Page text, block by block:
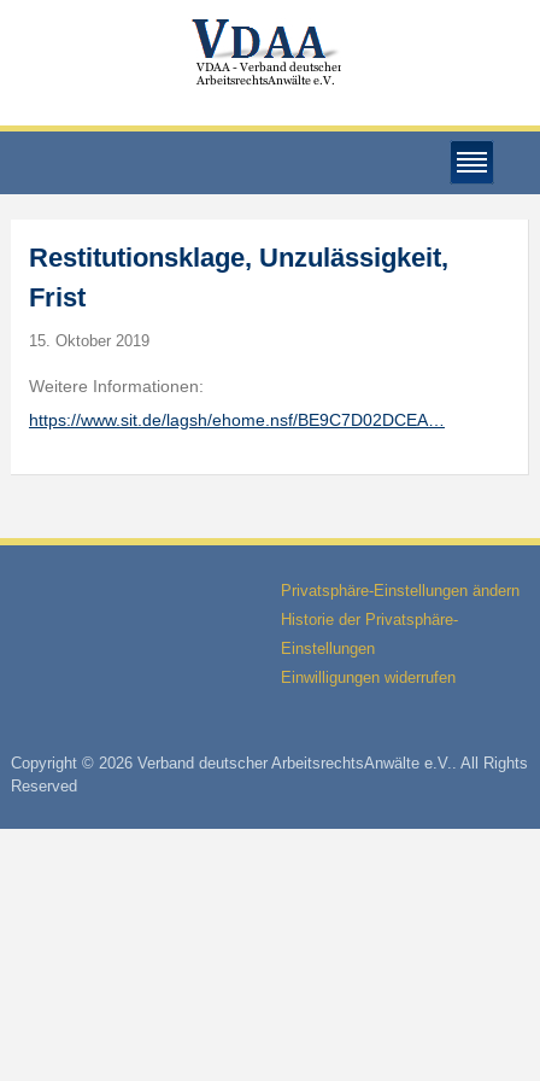
Restitutionsklage, Unzulässigkeit,
Frist
15. Oktober 2019
Weitere Informationen:
https://www.sit.de/lagsh/ehome.nsf/BE9C7D02DCEA…
Privatsphäre-Einstellungen ändern
Historie der Privatsphäre-
Einstellungen
Einwilligungen widerrufen
Copyright © 2026 Verband deutscher ArbeitsrechtsAnwälte e.V.. All Rights
Reserved